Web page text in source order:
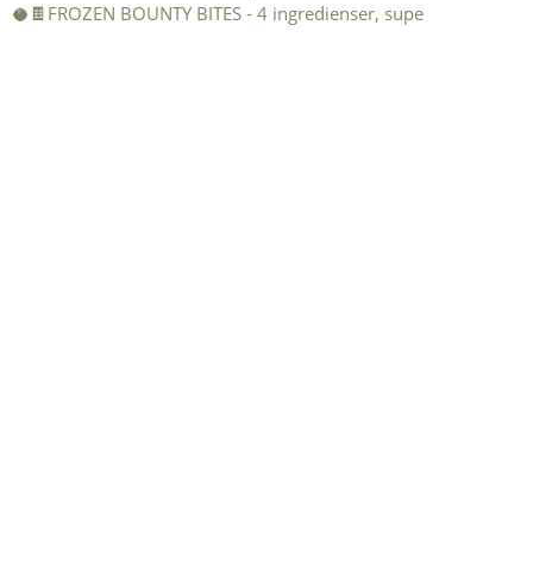
🥥🍫FROZEN BOUNTY BITES - 4 ingredienser, supe